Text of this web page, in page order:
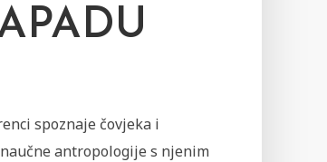
spoznaje čovjeka i
antropologije s njenim